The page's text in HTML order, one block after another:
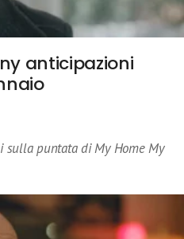
anticipazioni
sulla puntata di My Home My